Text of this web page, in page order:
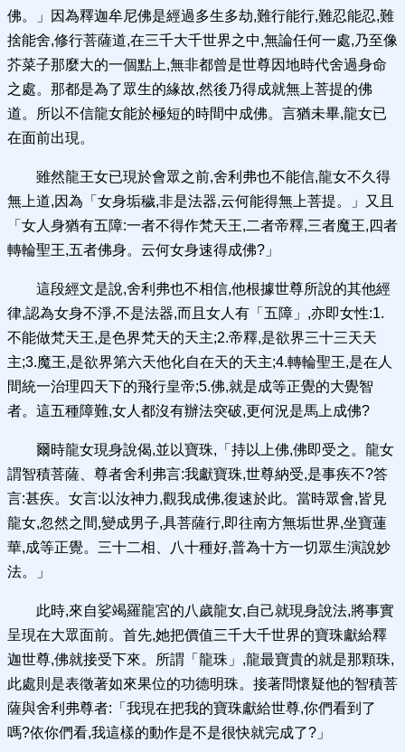
佛。」因為釋迦牟尼佛是經過多生多劫,難行能行,難忍能忍,難
捨能舍,修行菩薩道,在三千大千世界之中,無論任何一處,乃至像
芥菜子那麼大的一個點上,無非都曾是世尊因地時代舍過身命
之處。那都是為了眾生的緣故,然後乃得成就無上菩提的佛
道。所以不信龍女能於極短的時間中成佛。言猶未畢,龍女已
在面前出現。
雖然龍王女已現於會眾之前,舍利弗也不能信,龍女不久得
無上道,因為「女身垢穢,非是法器,云何能得無上菩提。」又且
「女人身猶有五障:一者不得作梵天王,二者帝釋,三者魔王,四者
轉輪聖王,五者佛身。云何女身速得成佛?」
這段經文是說,舍利弗也不相信,他根據世尊所說的其他經
律,認為女身不淨,不是法器,而且女人有「五障」,亦即女性:1.
不能做梵天王,是色界梵天的天主;2.帝釋,是欲界三十三天天
主;3.魔王,是欲界第六天他化自在天的天主;4.轉輪聖王,是在人
間統一治理四天下的飛行皇帝;5.佛,就是成等正覺的大覺智
者。這五種障難,女人都沒有辦法突破,更何況是馬上成佛?
爾時龍女現身說偈,並以寶珠,「持以上佛,佛即受之。龍女
謂智積菩薩、尊者舍利弗言:我獻寶珠,世尊納受,是事疾不?答
言:甚疾。女言:以汝神力,觀我成佛,復速於此。當時眾會,皆見
龍女,忽然之間,變成男子,具菩薩行,即往南方無垢世界,坐寶蓮
華,成等正覺。三十二相、八十種好,普為十方一切眾生演說妙
法。」
此時,來自娑竭羅龍宮的八歲龍女,自己就現身說法,將事實
呈現在大眾面前。首先,她把價值三千大千世界的寶珠獻給釋
迦世尊,佛就接受下來。所謂「龍珠」,龍最寶貴的就是那顆珠,
此處則是表徵著如來果位的功德明珠。接著問懷疑他的智積菩
薩與舍利弗尊者:「我現在把我的寶珠獻給世尊,你們看到了
嗎?依你們看,我這樣的動作是不是很快就完成了?」